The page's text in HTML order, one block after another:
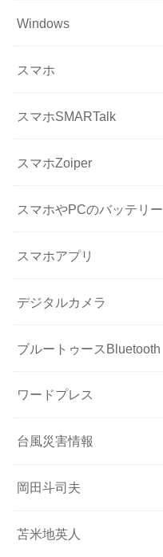
Windows
スマホ
スマホSMARTalk
スマホZoiper
スマホやPCのバッテリー
スマホアプリ
デジタルカメラ
ブルートゥースBluetooth
ワードプレス
台風災害情報
岡田斗司夫
苫米地英人